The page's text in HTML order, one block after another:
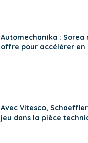
Automechanika : Sorea
offre pour accélérer en
Avec Vitesco,
jeu dans la pièce